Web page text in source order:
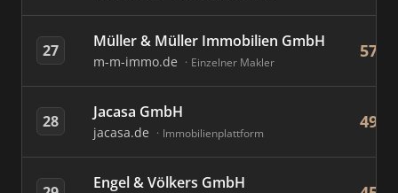
27 Müller & Müller Immobilien GmbH
m-m-immo.de Einzelner Makler
57
28 Jacasa GmbH
jacasa.de Immobilienplattform
49
Engel & Völkers GmbH